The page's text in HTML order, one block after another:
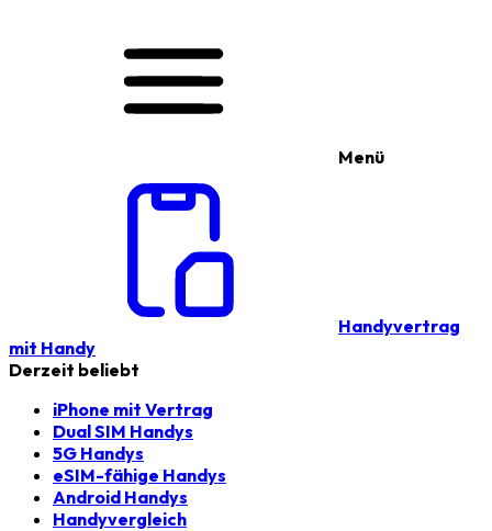
Menü
Handyvertrag
mit Handy
Derzeit beliebt
iPhone mit Vertrag
Dual SIM Handys
5G Handys
eSIM-fähige Handys
Android Handys
Handyvergleich